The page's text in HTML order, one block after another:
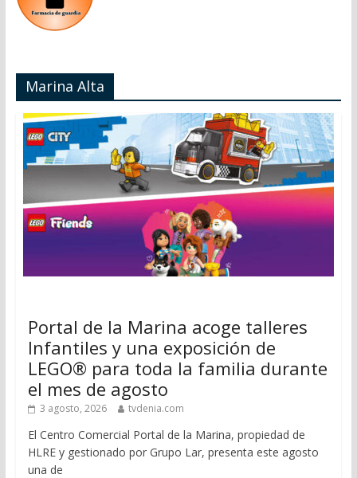
Marina Alta
Portal de la Marina acoge talleres
Infantiles y una exposición de
LEGO® para toda la familia durante
el mes de agosto
3 agosto, 2026 tvdenia.com
El Centro Comercial Portal de la Marina, propiedad de
HLRE y gestionado por Grupo Lar, presenta este agosto
una de